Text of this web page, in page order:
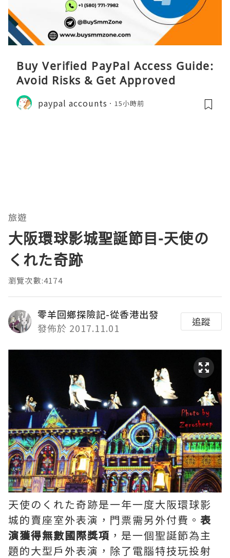
Buy Verified PayPal Access Guide:
Avoid Risks & Get Approved
paypal accounts 15小時前
旅遊
大阪環球影城聖誕節目-天使の
くれた奇跡
瀏覽次數:4174
零羊回鄉探險記-從香港出發
發佈於 2017.11.01
追蹤
天使のくれた奇跡是一年一度大阪環球影
城的賣座室外表演，門票需另外付費。 表
演獲得無數國際獎項 ，是一個聖誕節為主
題的大型戶外表演，除了電腦特技玩投射